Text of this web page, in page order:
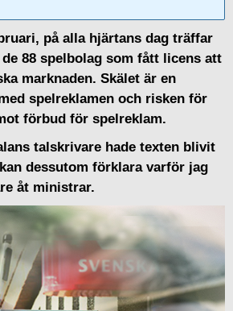
på alla hjärtans dag träffar
88 spelbolag som fått licens att
marknaden. Skälet är en
spelreklamen och risken för
förbud för spelreklam.
talskrivare hade texten blivit
dessutom förklara varför jag
åt ministrar.